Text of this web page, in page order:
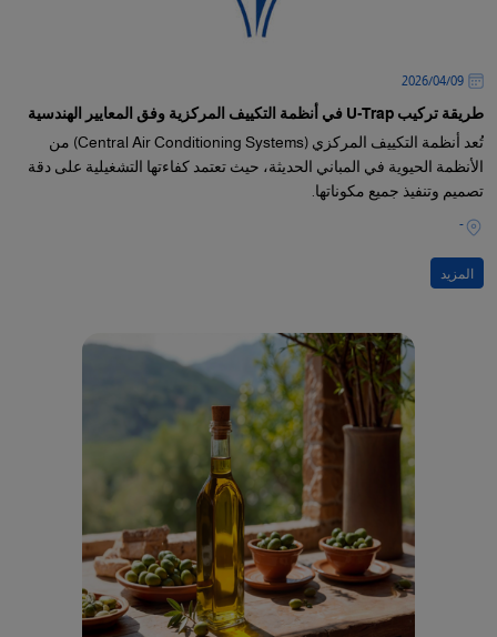
09‏/04‏/2026
طريقة تركيب U-Trap في أنظمة التكييف المركزية وفق المعايير الهندسية
تُعد أنظمة التكييف المركزي (Central Air Conditioning Systems) من
الأنظمة الحيوية في المباني الحديثة، حيث تعتمد كفاءتها التشغيلية على دقة
تصميم وتنفيذ جميع مكوناتها.
-
المزيد